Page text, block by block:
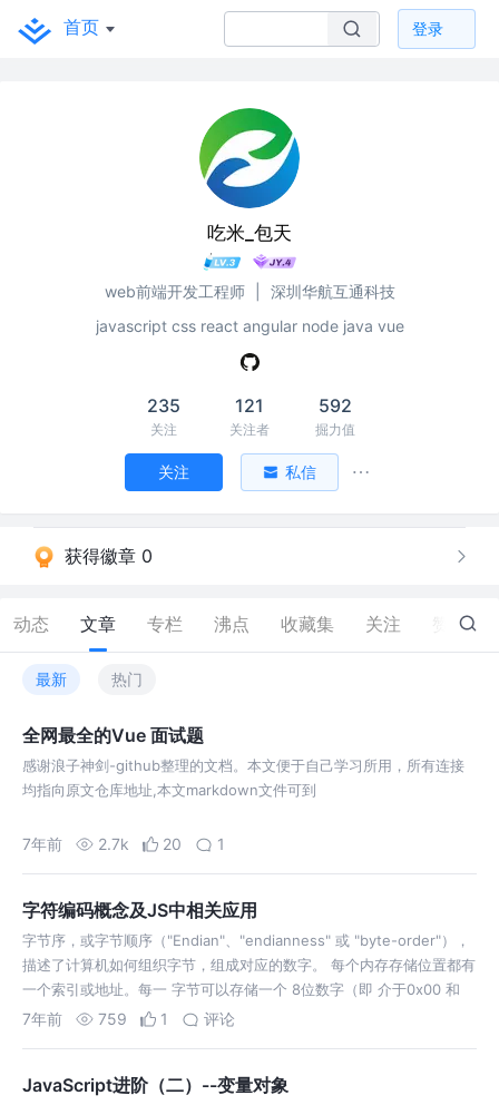
首页 登录
吃米_包天
web前端开发工程师
深圳华航互通科技
javascript css react angular node java vue
235
关注
121
关注者
592
掘力值
关注 私信
获得徽章 0
动态 文章 专栏 沸点 收藏集 关注 1.1K
最新 热门
全网最全的Vue 面试题
感谢浪子神剑-github整理的文档。本文便于自己学习所用，所有连接
均指向原文仓库地址,本文markdown文件可到
7年前 2.7k 20 1
字符编码概念及JS中相关应用
字节序，或字节顺序（"Endian"、"endianness" 或 "byte-order"），
描述了计算机如何组织字节，组成对应的数字。 每个内存存储位置都有
一个索引或地址。每一 字节可以存储一个 8位数字（即 介于0x00 和
0xff 之间 0~255），因此，你必须保留…
7年前 759 1 评论
JavaScript进阶（二）--变量对象